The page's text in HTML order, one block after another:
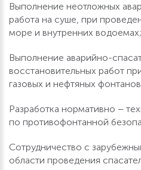
Выполнение неотложных
работа на суше, при
море и внутренних водоемах;
Выполнение аварийно-
восстановительных работ
газовых и нефтяных
Разработка нормативно –
по противофонтанной
Сотрудничество с
области проведения